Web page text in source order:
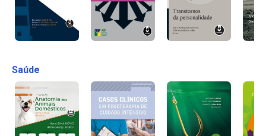
Saúde